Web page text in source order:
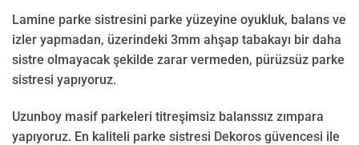
Lamine parke sistresini parke yüzeyine oyukluk, balans ve
izler yapmadan, üzerindeki 3mm ahşap tabakayı bir daha
sistre olmayacak şekilde zarar vermeden, pürüzsüz parke
sistresi yapıyoruz.
Uzunboy masif parkeleri titreşimsiz balanssız zımpara
yapıyoruz. En kaliteli parke sistresi Dekoros güvencesi ile